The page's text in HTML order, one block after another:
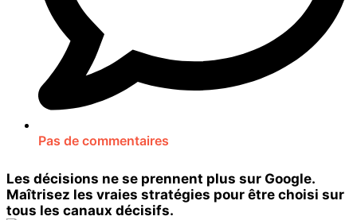
Pas de commentaires
Les décisions ne se prennent plus sur Google.
Maîtrisez les vraies stratégies pour être choisi sur
tous les canaux décisifs.